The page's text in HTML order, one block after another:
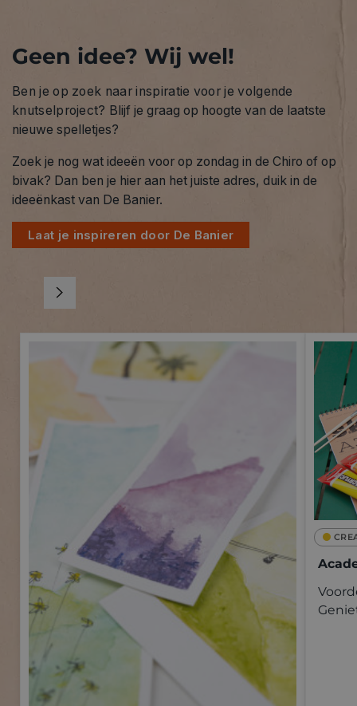
Geen idee? Wij wel!
Ben je op zoek naar inspiratie voor je volgende
knutselproject? Blijf je graag op hoogte van de laatste
nieuwe spelletjes?
Zoek je nog wat ideeën voor op zondag in de Chiro of op
bivak? Dan ben je hier aan het juiste adres, duik in de
ideeënkast van De Banier.
Laat je inspireren door De Banier